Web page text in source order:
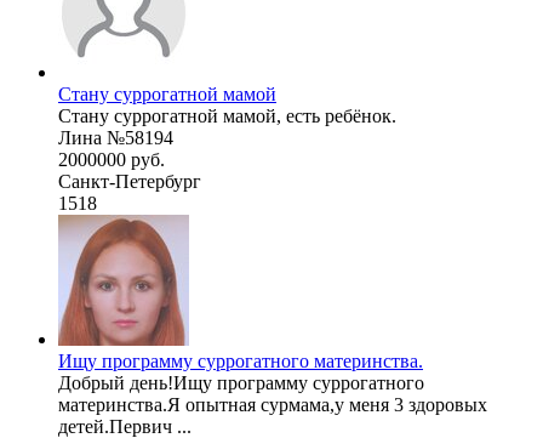
Стану суррогатной мамой
Стану суррогатной мамой, есть ребёнок.
Лина №58194
2000000 руб.
Санкт-Петербург
1518
Ищу программу суррогатного материнства.
Добрый день!Ищу программу суррогатного
материнства.Я опытная сурмама,у меня 3 здоровых
детей.Первич ...